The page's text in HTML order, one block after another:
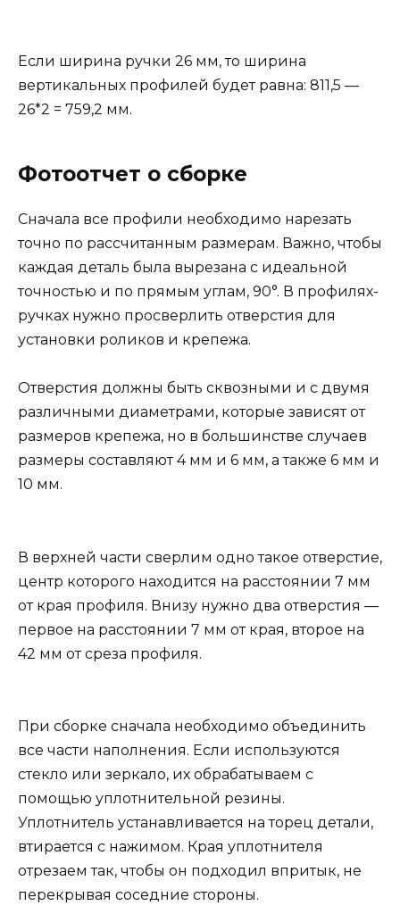
Если ширина ручки 26 мм, то ширина
вертикальных профилей будет равна: 811,5 —
26*2 = 759,2 мм.
Фотоотчет о сборке
Сначала все профили необходимо нарезать
точно по рассчитанным размерам. Важно, чтобы
каждая деталь была вырезана с идеальной
точностью и по прямым углам, 90°. В профилях-
ручках нужно просверлить отверстия для
установки роликов и крепежа.
Отверстия должны быть сквозными и с двумя
различными диаметрами, которые зависят от
размеров крепежа, но в большинстве случаев
размеры составляют 4 мм и 6 мм, а также 6 мм и
10 мм.
В верхней части сверлим одно такое отверстие,
центр которого находится на расстоянии 7 мм
от края профиля. Внизу нужно два отверстия —
первое на расстоянии 7 мм от края, второе на
42 мм от среза профиля.
При сборке сначала необходимо объединить
все части наполнения. Если используются
стекло или зеркало, их обрабатываем с
помощью уплотнительной резины.
Уплотнитель устанавливается на торец детали,
втирается с нажимом. Края уплотнителя
отрезаем так, чтобы он подходил впритык, не
перекрывая соседние стороны.